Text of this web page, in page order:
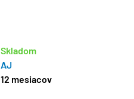
Skladom
AJ
12 mesiacov